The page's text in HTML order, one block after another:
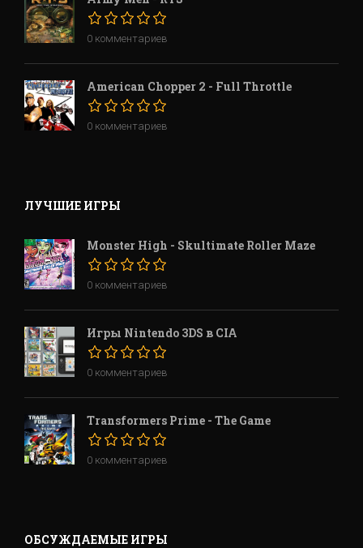
0 комментариев
American Chopper 2 - Full Throttle
0 комментариев
ЛУЧШИЕ ИГРЫ
Monster High - Skultimate Roller Maze
0 комментариев
Игры Nintendo 3DS в CIA
0 комментариев
Transformers Prime - The Game
0 комментариев
ОБСУЖДАЕМЫЕ ИГРЫ